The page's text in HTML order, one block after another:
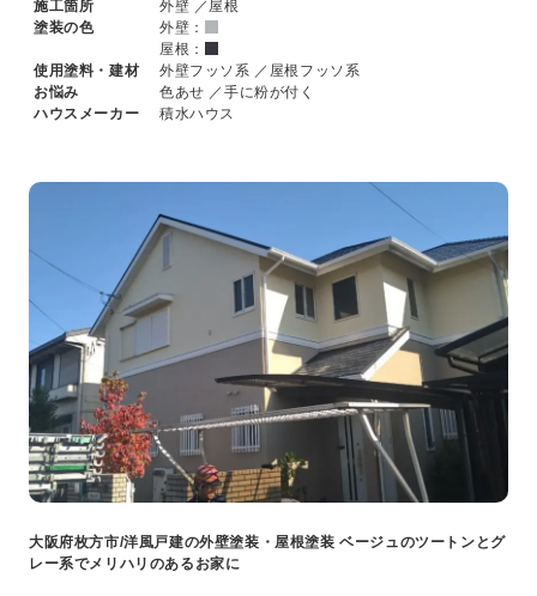
施工箇所
外壁 ／屋根
塗装の色
外壁：
屋根：
使用塗料・建材
外壁フッソ系 ／屋根フッソ系
お悩み
色あせ ／手に粉が付く
ハウスメーカー
積水ハウス
大阪府枚方市/洋風戸建の外壁塗装・屋根塗装 ベージュのツートンとグ
レー系でメリハリのあるお家に